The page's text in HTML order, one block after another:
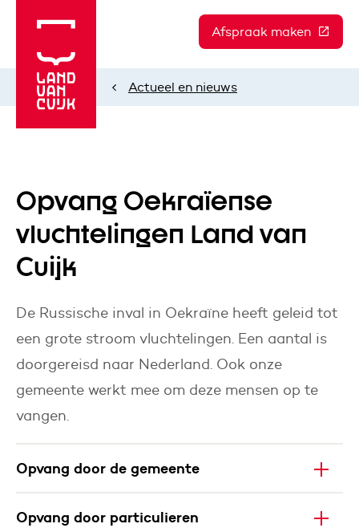
Afspraak maken (Deze
HomeActueel en nieuws
Opvang Oekraïense
vluchtelingen Land van
Cuijk
De Russische inval in Oekraïne heeft geleid tot
een grote stroom vluchtelingen. Een aantal is
doorgereisd naar Nederland. Ook onze
gemeente werkt mee om deze mensen op te
vangen.
Opvang door de gemeente
Opvang door particulieren